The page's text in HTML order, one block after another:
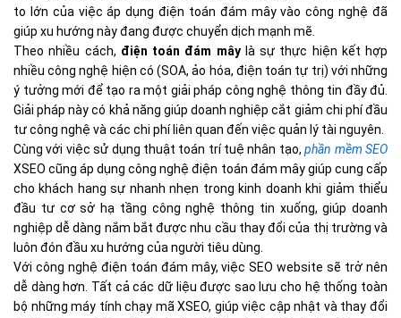
to lớn của việc áp dụng điện toán đám mây vào công nghệ đã
giúp xu hướng này đang được chuyển dịch mạnh mẽ.
Theo nhiều cách, điện toán đám mâylà sự thực hiện kết hợp
nhiều công nghệ hiện có (SOA, ảo hóa, điện toán tự trị) với những
ý tưởng mới để tạo ra một giải pháp công nghệ thông tin đầy đủ.
Giải pháp này có khả năng giúp doanh nghiệp cắt giảm chi phí đầu
tư công nghệ và các chi phí liên quan đến việc quản lý tài nguyên.
Cùng với việc sử dụng thuật toán trí tuệ nhân tạo, phần mềm SEO
XSEO cũng áp dụng công nghệ điện toán đám mây giúp cung cấp
cho khách hang sự nhanh nhẹn trong kinh doanh khi giảm thiểu
đầu tư cơ sở hạ tầng công nghệ thông tin xuống, giúp doanh
nghiệp dễ dàng nắm bắt được nhu cầu thay đổi của thị trường và
luôn đón đầu xu hướng của người tiêu dùng.
Với công nghệ điện toán đám mây, việc SEO website sẽ trở nên
dễ dàng hơn. Tất cả các dữ liệu được sao lưu cho hệ thống toàn
bộ những máy tính chạy mã XSEO, giúp việc cập nhật và thay đổi